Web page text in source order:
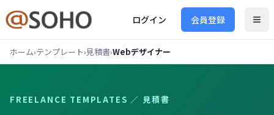
ログイン 会員登録
ホーム›テンプレート›見積書›Webデザイナー
FREELANCE TEMPLATES ／ 見積書